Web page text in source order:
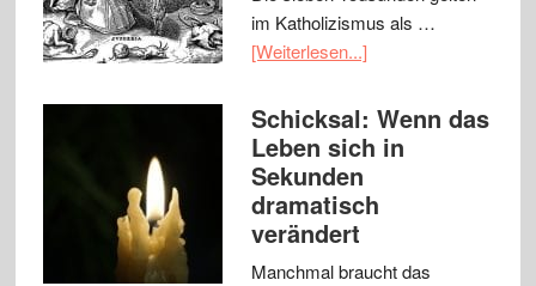
im Katholizismus als …
[Weiterlesen...]
Schicksal: Wenn das
Leben sich in
Sekunden
dramatisch
verändert
Manchmal braucht das